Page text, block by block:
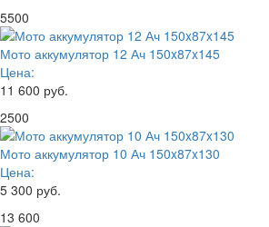
5500
Мото аккумулятор 12 Ач 150x87x145
Цена:
11 600 руб.
2500
Мото аккумулятор 10 Ач 150x87x130
Цена:
5 300 руб.
13 600